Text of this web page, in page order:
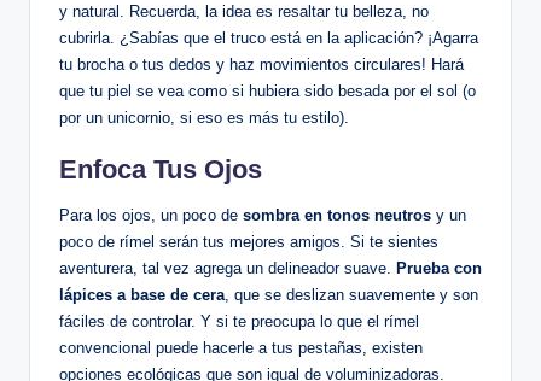
y natural. Recuerda, la idea es resaltar tu belleza, no
cubrirla. ¿Sabías que el truco está en la aplicación? ¡Agarra
tu brocha o tus dedos y haz movimientos circulares! Hará
que tu piel se vea como si hubiera sido besada por el sol (o
por un unicornio, si eso es más tu estilo).
Enfoca Tus Ojos
Para los ojos, un poco de sombra en tonos neutros y un
poco de rímel serán tus mejores amigos. Si te sientes
aventurera, tal vez agrega un delineador suave. Prueba con
lápices a base de cera , que se deslizan suavemente y son
fáciles de controlar. Y si te preocupa lo que el rímel
convencional puede hacerle a tus pestañas, existen
opciones ecológicas que son igual de voluminizadoras.